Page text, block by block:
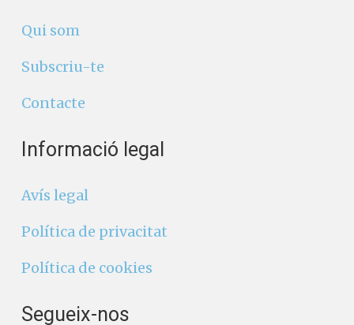
Qui som
Subscriu-te
Contacte
Informació legal
Avís legal
Política de privacitat
Política de cookies
Segueix-nos